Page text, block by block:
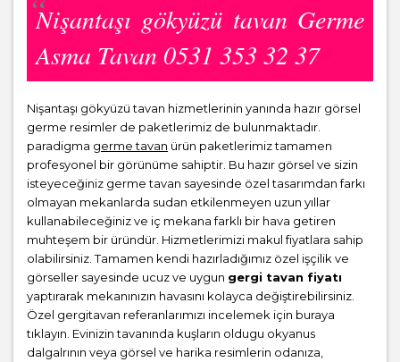
Nişantaşı gökyüzü tavan Germe
Asma Tavan 0531 353 32 37
Nişantaşı gökyüzü tavan hizmetlerinin yanında hazır görsel
germe resimler de paketlerimiz de bulunmaktadır.
paradigma germe tavan ürün paketlerimiz tamamen
profesyonel bir görünüme sahiptir. Bu hazır görsel ve sizin
isteyeceğiniz germe tavan sayesinde özel tasarımdan farkı
olmayan mekanlarda sudan etkilenmeyen uzun yıllar
kullanabileceğiniz ve iç mekana farklı bir hava getiren
muhteşem bir üründür. Hizmetlerimizi makul fiyatlara sahip
olabilirsiniz. Tamamen kendi hazırladığımız özel işçilik ve
görseller sayesinde ucuz ve uygun gergi tavan fiyatı
yaptırarak mekanınızın havasını kolayca değiştirebilirsiniz.
Özel gergitavan referanlarımızı incelemek için buraya
tıklayın. Evinizin tavanında kuşların oldugu okyanus
dalgalrının veya görsel ve harika resimlerin odanıza,